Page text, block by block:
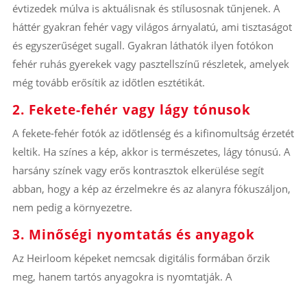
évtizedek múlva is aktuálisnak és stílusosnak tűnjenek. A
háttér gyakran fehér vagy világos árnyalatú, ami tisztaságot
és egyszerűséget sugall. Gyakran láthatók ilyen fotókon
fehér ruhás gyerekek vagy pasztellszínű részletek, amelyek
még tovább erősítik az időtlen esztétikát.
2. Fekete-fehér vagy lágy tónusok
A fekete-fehér fotók az időtlenség és a kifinomultság érzetét
keltik. Ha színes a kép, akkor is természetes, lágy tónusú. A
harsány színek vagy erős kontrasztok elkerülése segít
abban, hogy a kép az érzelmekre és az alanyra fókuszáljon,
nem pedig a környezetre.
3. Minőségi nyomtatás és anyagok
Az Heirloom képeket nemcsak digitális formában őrzik
meg, hanem tartós anyagokra is nyomtatják. A